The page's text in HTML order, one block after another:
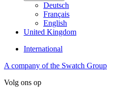
Deutsch
Français
English
United Kingdom
International
A company of the Swatch Group
Volg ons op